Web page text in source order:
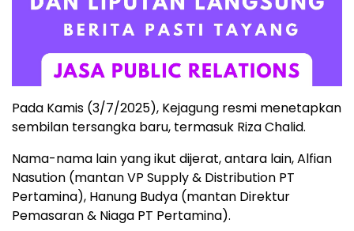
Pada Kamis (3/7/2025), Kejagung resmi menetapkan
sembilan tersangka baru, termasuk Riza Chalid.
Nama-nama lain yang ikut dijerat, antara lain, Alfian
Nasution (mantan VP Supply & Distribution PT
Pertamina), Hanung Budya (mantan Direktur
Pemasaran & Niaga PT Pertamina).